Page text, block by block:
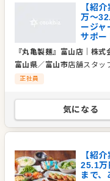
【紹
万～
ージャ
サポー
『丸亀製麺』富山店
株式
富山県／富山市店舗スタッ
正社員
気になる
【紹
25.1万
まで